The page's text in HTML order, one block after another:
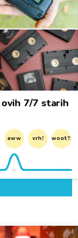
7/7 starih
aww vrh! woot?!